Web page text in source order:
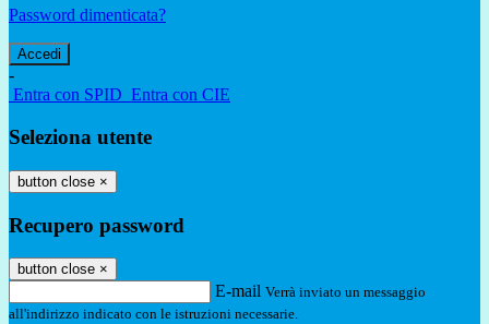
Password dimenticata?
-
Entra con SPID Entra con CIE
Seleziona utente
button close ×
Recupero password
button close ×
E-mail Verrà inviato un messaggio
all'indirizzo indicato con le istruzioni necessarie.